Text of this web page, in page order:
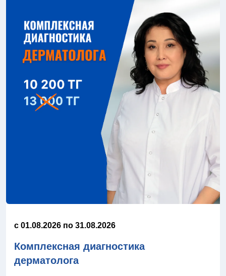
c 01.08.2026 по 31.08.2026
Комплексная диагностика
дерматолога